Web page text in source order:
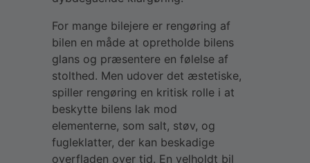
For mange bilejere er rengøring af
bilen en måde at opretholde bilens
glans og præsentere en følelse af
stolthed. Men udover det æstetiske,
spiller rengøring en kritisk rolle i at
beskytte bilens lak mod
elementerne, som salt, støv, og
fugleklatter, der kan beskadige
overfladen over tid. En velholdt bil